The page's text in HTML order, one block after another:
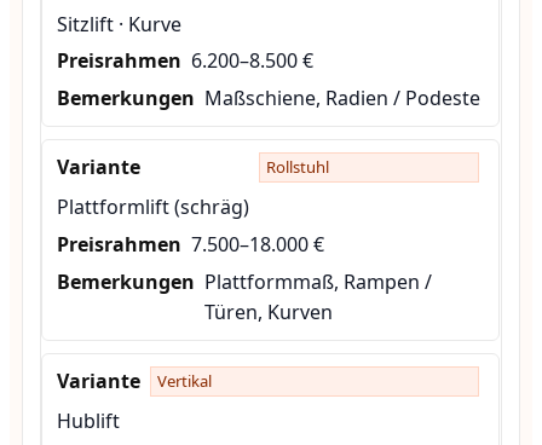
Sitzlift · Kurve
6.200–8.500 €
Maßschiene, Radien / Podeste
Rollstuhl
Plattformlift (schräg)
7.500–18.000 €
Plattformmaß, Rampen /
Türen, Kurven
Vertikal
Hublift